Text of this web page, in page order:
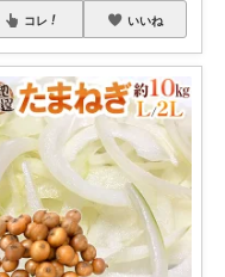
コレ いいね